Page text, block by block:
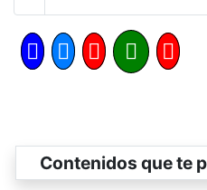
Contenidos que te